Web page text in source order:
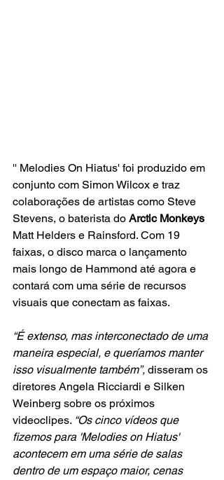
'' Melodies On Hiatus' foi produzido em
conjunto com Simon Wilcox e traz
colaborações de artistas como Steve
Stevens, o baterista do Arctic Monkeys
Matt Helders e Rainsford. Com 19
faixas, o disco marca o lançamento
mais longo de Hammond até agora e
contará com uma série de recursos
visuais que conectam as faixas.
“É extenso, mas interconectado de uma
maneira especial, e queríamos manter
isso visualmente também”, disseram os
diretores Angela Ricciardi e Silken
Weinberg sobre os próximos
videoclipes. “Os cinco vídeos que
fizemos para 'Melodies on Hiatus'
acontecem em uma série de salas
dentro de um espaço maior, cenas